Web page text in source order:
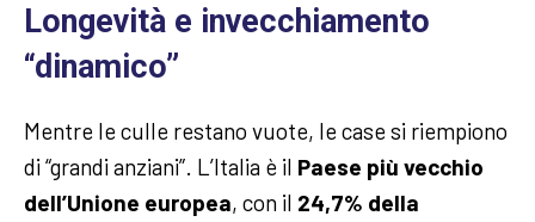
Longevità e invecchiamento
“dinamico”
Mentre le culle restano vuote, le case si riempiono
di “grandi anziani”. L’Italia è il Paese più vecchio
dell’Unione europea, con il 24,7% della